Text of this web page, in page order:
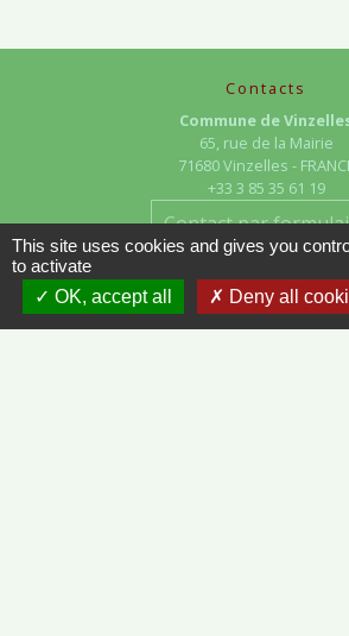
Contacts
Commune de
65, rue de la Mairie
71680 Vinzelles -
+33 3 85 35 61 19
Contact par
This site uses cookies and gives you
to activate
OK, accept all
Deny all